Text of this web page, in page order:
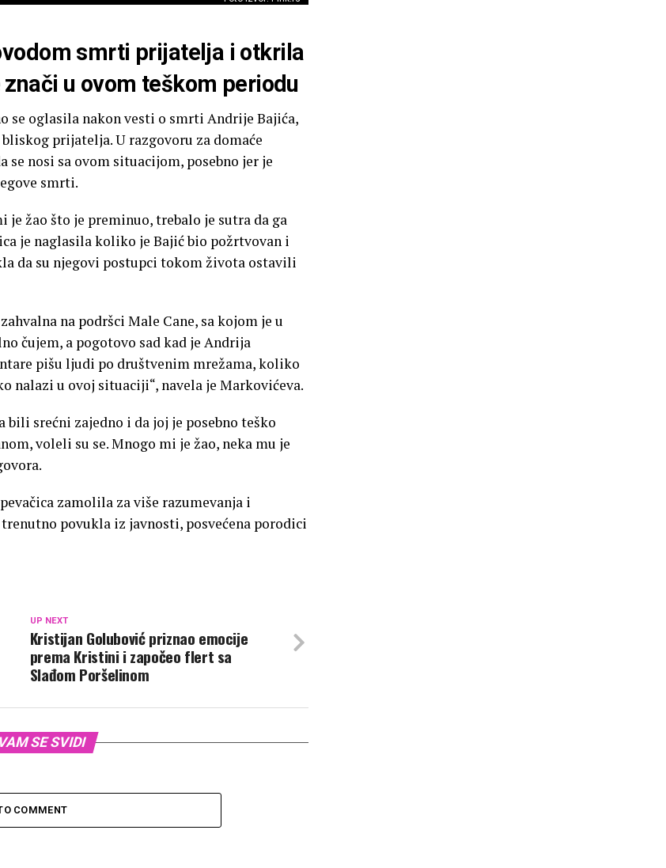
smrti prijatelja i otkrila
u ovom teškom periodu
se oglasila nakon vesti o smrti Andrije Bajića,
prijatelja. U razgovoru za domaće
nosi sa ovom situacijom, posebno jer je
smrti.
žao što je preminuo, trebalo je sutra da ga
je naglasila koliko je Bajić bio požrtvovan i
da su njegovi postupci tokom života ostavili
na podršci Male Cane, sa kojom je u
čujem, a pogotovo sad kad je Andrija
pišu ljudi po društvenim mrežama, koliko
nalazi u ovoj situaciji“, navela je Markovićeva.
srećni zajedno i da joj je posebno teško
voleli su se. Mnogo mi je žao, neka mu je
zamolila za više razumevanja i
povukla iz javnosti, posvećena porodici
UP NEXT
Kristijan Golubović priznao emocije
prema Kristini i započeo flert sa
Slađom Poršelinom
SE SVIDI
COMMENT